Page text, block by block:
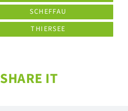
SCHEFFAU
THIERSEE
SHARE IT